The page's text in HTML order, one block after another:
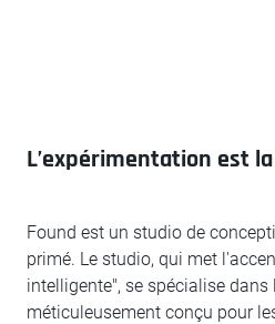
L’expérimentation est
Found est un studio de
primé. Le studio, qui met
intelligente", se spécialise dans
méticuleusement conçu pour